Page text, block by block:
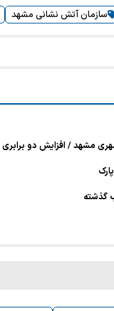
سازمان آتش نشانی مشهد